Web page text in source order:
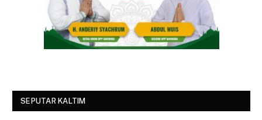
SEPUTAR KALTIM